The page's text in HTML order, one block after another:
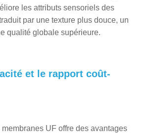
les attributs sensoriels des
par une texture plus douce, un
qualité globale supérieure.
et le rapport coût-
UF offre des avantages